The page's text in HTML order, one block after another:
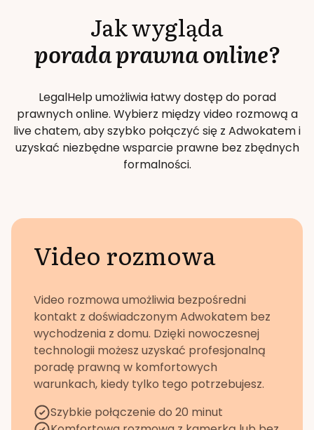
Jak wygląda
porada prawna online?
LegalHelp umożliwia łatwy dostęp do porad
prawnych online. Wybierz między video rozmową a
live chatem, aby szybko połączyć się z Adwokatem i
uzyskać niezbędne wsparcie prawne bez zbędnych
formalności.
Video rozmowa
Video rozmowa umożliwia bezpośredni
kontakt z doświadczonym Adwokatem bez
wychodzenia z domu. Dzięki nowoczesnej
technologii możesz uzyskać profesjonalną
poradę prawną w komfortowych
warunkach, kiedy tylko tego potrzebujesz.
Szybkie połączenie do 20 minut